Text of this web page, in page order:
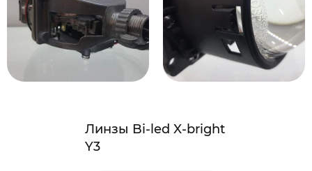
Линзы Bi-led X-bright
Y3